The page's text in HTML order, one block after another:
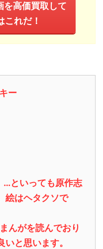
を高価買取して
これだ！
ー
…といっても原作志
絵はヘタクソで
んがを読んでおり
いと思います。